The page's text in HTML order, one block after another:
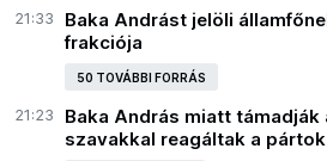
21:33
Baka Andrást jelöli
frakciója
50 TOVÁBBI FORRÁS
21:23
Baka András miatt támadják
szavakkal reagáltak a pártok